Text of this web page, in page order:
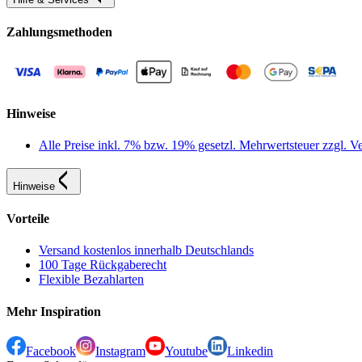
Zahlungsmethoden
Hinweise
Alle Preise inkl. 7% bzw. 19% gesetzl. Mehrwertsteuer zzgl.
Hinweise
Vorteile
Versand kostenlos innerhalb Deutschlands
100 Tage Rückgaberecht
Flexible Bezahlarten
Mehr Inspiration
Facebook Instagram Youtube
Linkedin